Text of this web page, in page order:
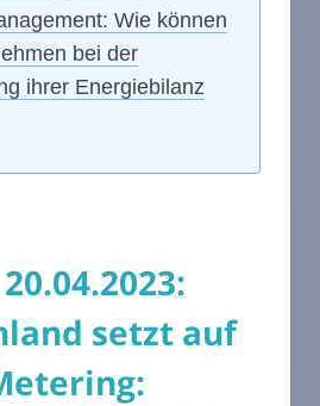
Wie können
bei der
ihrer Energiebilanz
setzt auf